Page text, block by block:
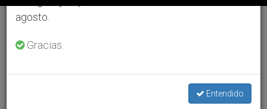
agosto.
Gracias.
Entendido